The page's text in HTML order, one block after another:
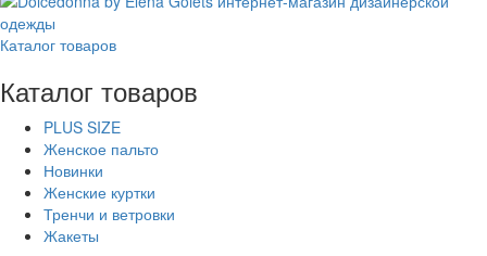
Каталог товаров
Каталог товаров
PLUS SIZE
Женское пальто
Новинки
Женские куртки
Тренчи и ветровки
Жакеты